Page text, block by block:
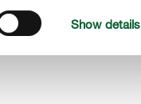
Show details